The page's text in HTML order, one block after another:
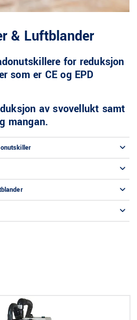
& Luftblander
for reduksjon
som er CE og EPD
av svovellukt samt
mangan.